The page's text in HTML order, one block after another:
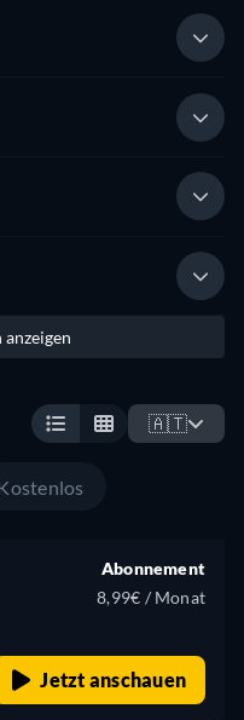
🇦🇹
Abonnement
8,99€ / Monat
Jetzt anschauen